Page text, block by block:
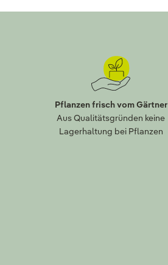
Pflanzen frisch vom Gärtner
Aus Qualitätsgründen keine
Lagerhaltung bei Pflanzen